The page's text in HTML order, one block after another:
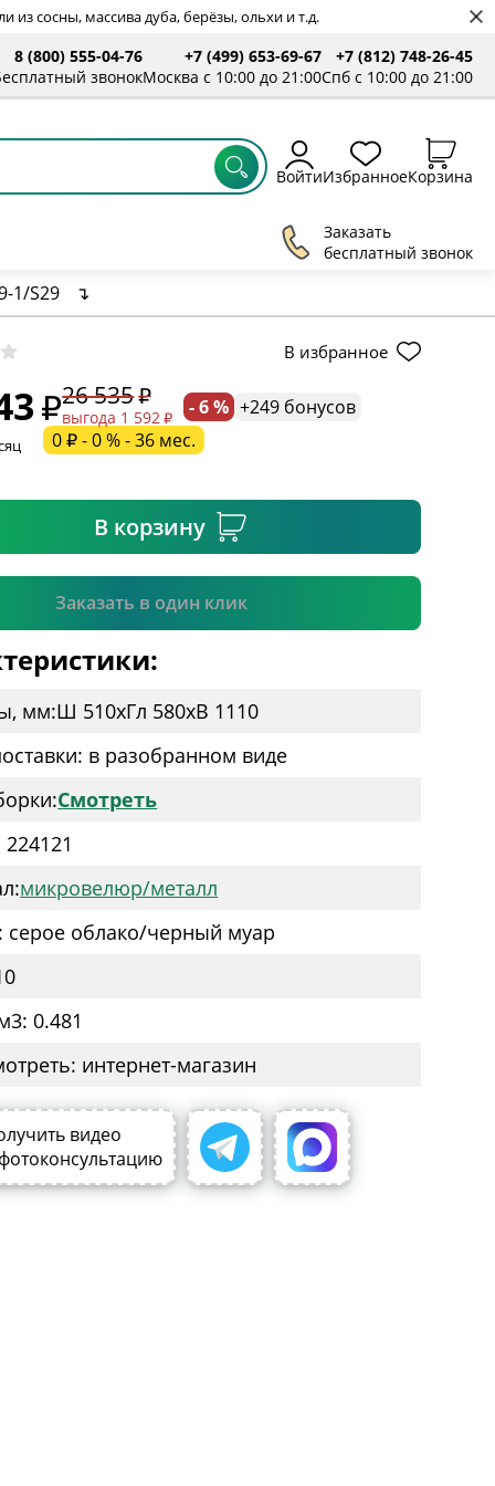
сосны, массива дуба, берёзы, ольхи и т.д.
8 (800) 555-04-76
звонок
+7 (499) 653-69-67
Москва с 10:00 до 21:00
+7 (812) 748-26-45
Спб с 10:00 до 21:00
ВойтиИзбранноеКорзина
Заказать
бесплатный звонок
1/S29 ↴
В избранное
26 535
выгода 1 592 - 6 % +249 бонусов
0 ₽ - 0 % - 36 мес.
В корзину
Заказать в один клик
поле
Подтвердить
мм:Ш 510xГл 580xВ 1110
в разобранном виде
Смотреть
микровелюр/металл
серое облако/черный муар
0.481
интернет-магазин
видео